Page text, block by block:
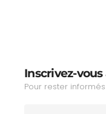
Inscrivez-
Pour rester